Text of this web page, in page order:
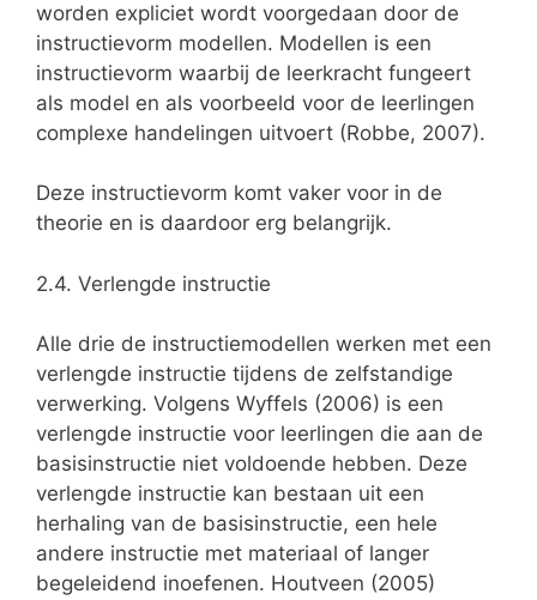
worden expliciet wordt voorgedaan door de
instructievorm modellen. Modellen is een
instructievorm waarbij de leerkracht fungeert
als model en als voorbeeld voor de leerlingen
complexe handelingen uitvoert (Robbe, 2007).
Deze instructievorm komt vaker voor in de
theorie en is daardoor erg belangrijk.
2.4. Verlengde instructie
Alle drie de instructiemodellen werken met een
verlengde instructie tijdens de zelfstandige
verwerking. Volgens Wyffels (2006) is een
verlengde instructie voor leerlingen die aan de
basisinstructie niet voldoende hebben. Deze
verlengde instructie kan bestaan uit een
herhaling van de basisinstructie, een hele
andere instructie met materiaal of langer
begeleidend inoefenen. Houtveen (2005)